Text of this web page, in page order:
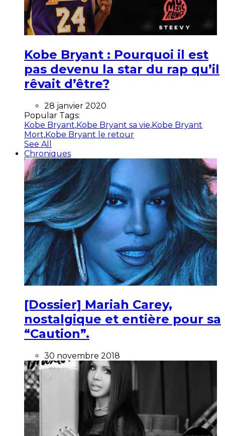
Kobe Bryant : Pourquoi il est
pas devenu la star du rap qu’il
rêvait d’être?
28 janvier 2020
Popular Tags:
Kobe Bryant,Kobe Bryant sa vie,Kobe Bryant
Mort,Kobe Bryant le retour
See All
Chroniques
[Dossier] Mariah Carey,
nostalgique et entière pour sa
“Caution”.
30 novembre 2018